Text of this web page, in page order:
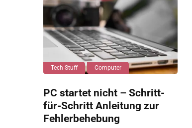
Tech Stuff Computer
PC startet nicht – Schritt-
für-Schritt Anleitung zur
Fehlerbehebung